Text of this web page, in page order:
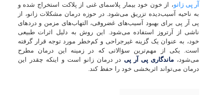
آر پی زانو، از خون خود بیمار پلاسمای غنی از پلاکت استخراج شده و
به ناحیه آسیب‌دیده تزریق می‌شود. در حوزه درمان مشکلات زانو، از
پی آر پی برای بهبود آسیب‌های غضروفی، التهاب‌های مزمن و دردهای
ناشی از آرتروز استفاده می‌شود. این روش به دلیل اثرات طبیعی
خود، به عنوان یک گزینه غیرجراحی و کم‌خطر مورد توجه قرار گرفته
است. یکی از مهم‌ترین سؤالاتی که در زمینه این درمان مطرح
می‌شود، ماندگاری پی آر پیدر درمان زانو است و اینکه چقدر این
درمان می‌تواند اثربخشی خود را حفظ کند.